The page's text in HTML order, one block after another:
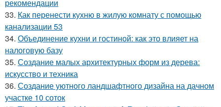
рекомендации
33. Как перенести кухню в жилую комнату с помощью
канализации 53
34. Объединение кухни и гостиной: как это влияет на
налоговую базу
35. Создание малых архитектурных форм из дерева:
искусство и техника
36. Создание уютного ландшафтного дизайна на дачном
участке 10 соток